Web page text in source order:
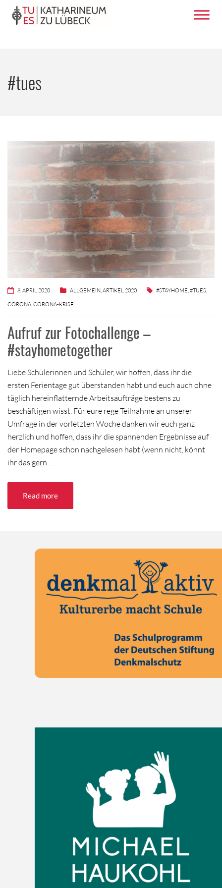
#tues
8. APRIL 2020 ALLGEMEIN,ARTIKEL 2020 #STAYHOME,#TUES,
CORONA,CORONA-KRISE
Aufruf zur Fotochallenge –
#stayhometogether
Liebe Schülerinnen und Schüler, wir hoffen, dass ihr die
ersten Ferientage gut überstanden habt und euch auch ohne
täglich hereinflatternde Arbeitsaufträge bestens zu
beschäftigen wisst. Für eure rege Teilnahme an unserer
Umfrage in der vorletzten Woche danken wir euch ganz
herzlich und hoffen, dass ihr die spannenden Ergebnisse auf
der Homepage schon nachgelesen habt (wenn nicht, könnt
ihr das gern …
Read more